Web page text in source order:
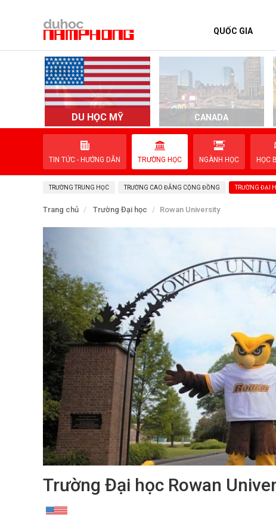
QUỐC GIA
DU HỌC MỸ CANADA
TIN TỨC - HƯỚNG DẪN TRƯỜNG HỌC NGÀNH HỌC HỌC
TRƯỜNG TRUNG HỌC TRƯỜNG CAO ĐẲNG CỘNG ĐỒNG TRƯỜNG ĐẠI
Trang chủ Trường Đại học Rowan University
Trường Đại học Rowan
TRANG CHỦ
QUỐC GIA
EVENTS